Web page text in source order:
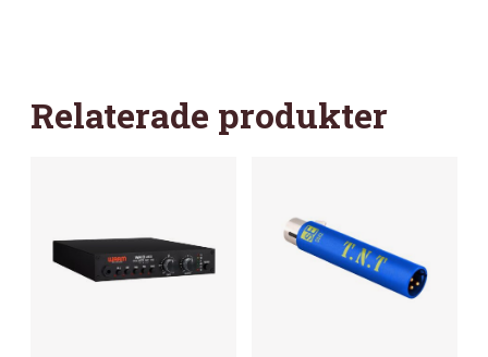
Relaterade produkter